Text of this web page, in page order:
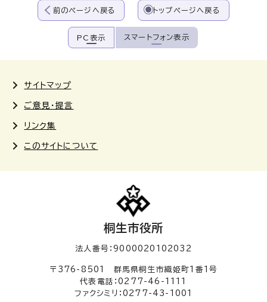
前のページへ戻る トップページへ戻る
PC表示 スマートフォン表示
サイトマップ
ご意見・提言
リンク集
このサイトについて
桐生市役所
法人番号：9000020102032
〒376-8501 群馬県桐生市織姫町1番1号
代表電話：0277-46-1111
ファクシミリ：0277-43-1001